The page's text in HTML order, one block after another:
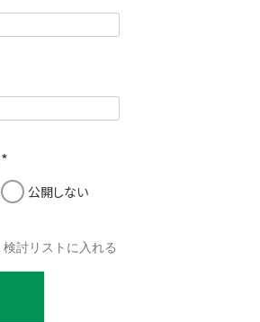
(
必
公開しない
検討リストに入れる